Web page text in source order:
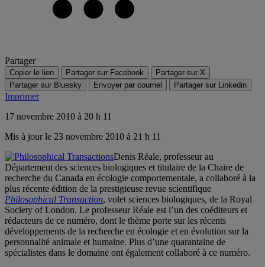
Partager
Copier le lien Partager sur Facebook
Partager sur X
Partager sur Bluesky
Envoyer par courriel Partager sur Linkedin
Imprimer
17 novembre 2010 à 20 h 11
Mis à jour le 23 novembre 2010 à 21 h 11
Denis Réale, professeur au
Département des sciences biologiques et titulaire de la Chaire de
recherche du Canada en écologie comportementale, a collaboré à la
plus récente édition de la prestigieuse revue scientifique
Philosophical Transaction, volet sciences biologiques, de la Royal
Society of London. Le professeur Réale est l’un des coéditeurs et
rédacteurs de ce numéro, dont le thème porte sur les récents
développements de la recherche en écologie et en évolution sur la
personnalité animale et humaine. Plus d’une quarantaine de
spécialistes dans le domaine ont également collaboré à ce numéro.